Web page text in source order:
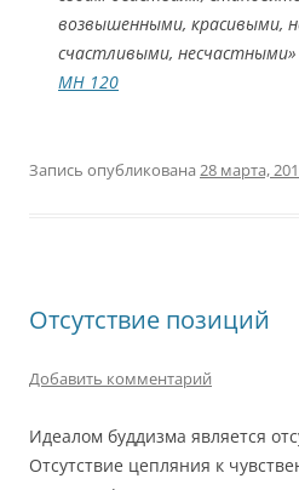
возвышенными, красивыми,
счастливыми, несчастными»
МН 120
Запись опубликована 28 марта,
Отсутствие позиций
Добавить комментарий
Идеалом буддизма является
Отсутствие цепляния к